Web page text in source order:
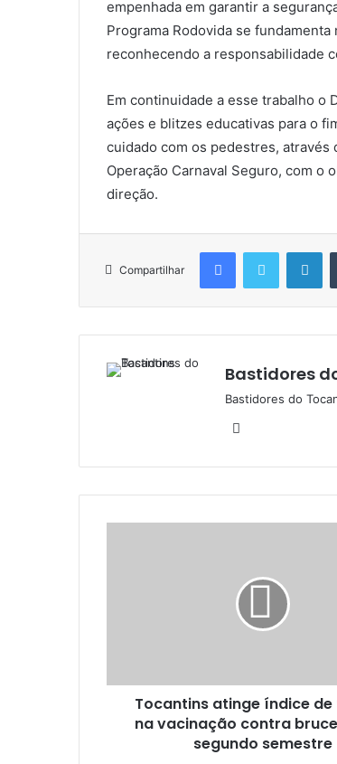
empenhada em garantir a
Programa Rodovida se
reconhecendo a responsabilidade
Em continuidade a esse trabalho o
ações e blitzes educativas para o
cuidado com os pedestres, através
Operação Carnaval Seguro, com o
direção.
Compartilhar
Bastidores
Bastidores do
b
s
Tocantins atinge índice de
na vacinação contra
segundo semestre